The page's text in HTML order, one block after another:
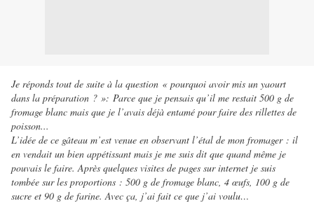
Je réponds tout de suite à la question « pourquoi avoir mis un yaourt
dans la préparation ? »: Parce que je pensais qu’il me restait 500 g de
fromage blanc mais que je l’avais déjà entamé pour faire des rillettes de
poisson...
L’idée de ce gâteau m’est venue en observant l’étal de mon fromager : il
en vendait un bien appétissant mais je me suis dit que quand même je
pouvais le faire. Après quelques visites de pages sur internet je suis
tombée sur les proportions : 500 g de fromage blanc, 4 œufs, 100 g de
sucre et 90 g de farine. Avec ça, j’ai fait ce que j’ai voulu…